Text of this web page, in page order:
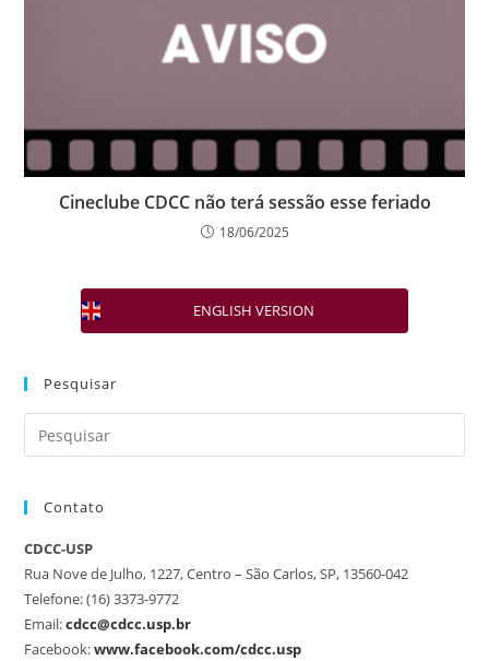
Cineclube CDCC não terá sessão esse feriado
18/06/2025
ENGLISH VERSION
Pesquisar
Contato
CDCC-USP
Rua Nove de Julho, 1227, Centro – São Carlos, SP, 13560-042
Telefone: (16) 3373-9772
Email:cdcc@cdcc.usp.br
Facebook:www.facebook.com/cdcc.usp